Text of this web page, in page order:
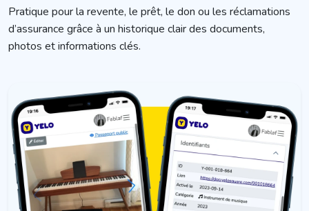
Pratique pour la revente, le prêt, le don ou les réclamations
d’assurance grâce à un historique clair des documents,
photos et informations clés.